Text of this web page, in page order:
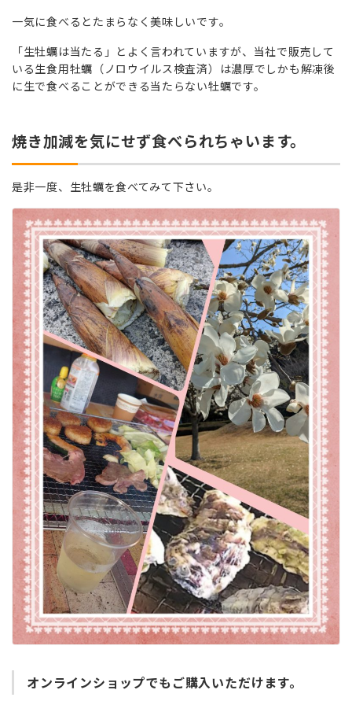
一気に食べるとたまらなく美味しいです。
「生牡蠣は当たる」とよく言われていますが、当社で販売して
いる生食用牡蠣（ノロウイルス検査済）は濃厚でしかも解凍後
に生で食べることができる当たらない牡蠣です。
焼き加減を気にせず食べられちゃいます。
是非一度、生牡蠣を食べてみて下さい。
オンラインショップでもご購入いただけます。